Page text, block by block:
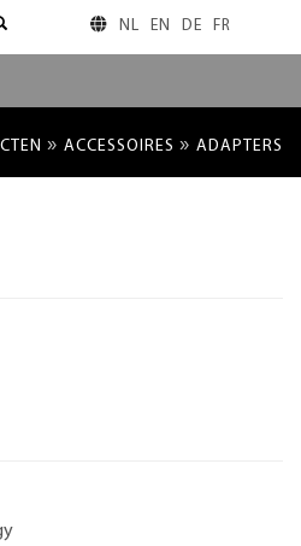
NL EN DE FR
» ACCESSOIRES » ADAPTERS